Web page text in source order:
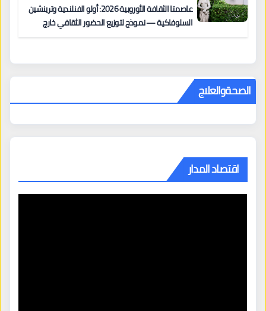
عاصمتا الثقافة الأوروبية 2026: أولو الفنلندية وترينشين
السلوفاكية — نموذج لتوزيع الحضور الثقافي خارج
الصحةوالعلاج
اقتصاد المدار